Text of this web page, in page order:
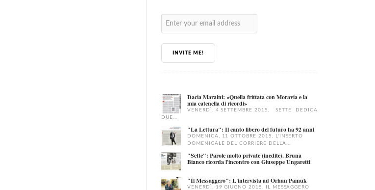
INVITE ME!
Dacia Maraini: «Quella frittata con Moravia e la
mia catenella di ricordi»
VENERDÌ, 4 SETTEMBRE 2015, SETTE DEDICA
DUE...
"La Lettura": Il canto libero del futuro ha 92 anni
DOMENICA, 11 OTTOBRE 2015, L'INSERTO
DOMENICALE DEL CORRIERE DELLA...
"Sette": Parole molto private (inedite). Bruna
Bianco ricorda l'incontro con Giuseppe Ungaretti
"Il Messaggero": L'intervista ad Orhan Pamuk
VENERDÌ, 19 GIUGNO 2015, IL MESSAGGERO